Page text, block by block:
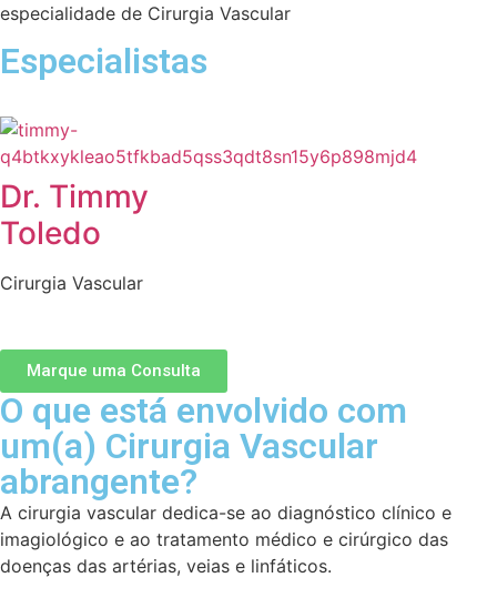
especialidade de Cirurgia Vascular
Especialistas
Dr. Timmy
Toledo
Cirurgia Vascular
Marque uma Consulta
O que está envolvido com
um(a) Cirurgia Vascular
abrangente?
A cirurgia vascular dedica-se ao diagnóstico clínico e
imagiológico e ao tratamento médico e cirúrgico das
doenças das artérias, veias e linfáticos.